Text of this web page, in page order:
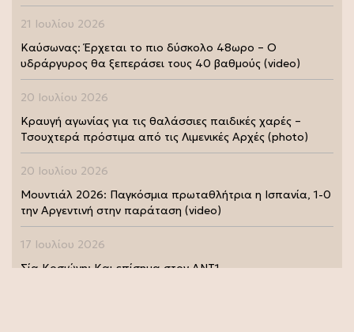
21 Ιουλίου 2026
Καύσωνας: Έρχεται το πιο δύσκολο 48ωρο – Ο
υδράργυρος θα ξεπεράσει τους 40 βαθμούς (video)
20 Ιουλίου 2026
Κραυγή αγωνίας για τις θαλάσσιες παιδικές χαρές –
Τσουχτερά πρόστιμα από τις Λιμενικές Αρχές (photo)
20 Ιουλίου 2026
Μουντιάλ 2026: Παγκόσμια πρωταθλήτρια η Ισπανία, 1-0
την Αργεντινή στην παράταση (video)
17 Ιουλίου 2026
Σία Κοσιώνη: Και επίσημα στον ΑΝΤ1